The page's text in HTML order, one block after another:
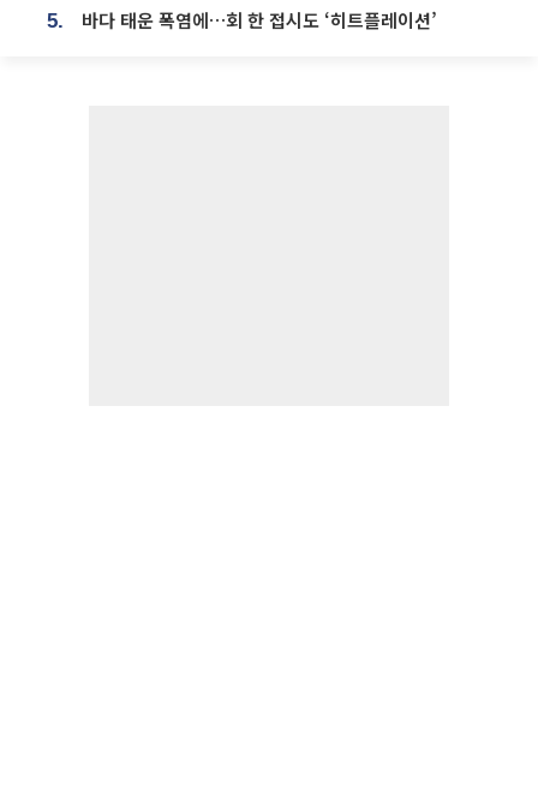
5. 바다 태운 폭염에…회 한 접시도 ‘히트플레이션’